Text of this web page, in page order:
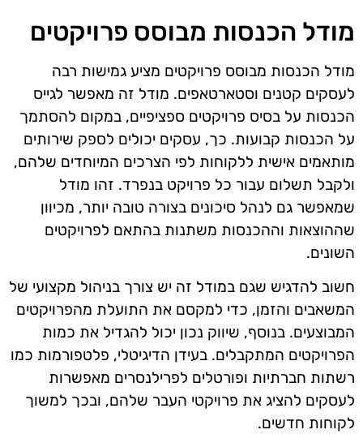
מודל הכנסות מבוסס פרויקטים
מודל הכנסות מבוסס פרויקטים מציע גמישות רבה
לעסקים קטנים וסטארטאפים. מודל זה מאפשר לגייס
הכנסות על בסיס פרויקטים ספציפיים, במקום להסתמך
על הכנסות קבועות. כך, עסקים יכולים לספק שירותים
מותאמים אישית ללקוחות לפי הצרכים המיוחדים שלהם,
ולקבל תשלום עבור כל פרויקט בנפרד. זהו מודל
שמאפשר גם לנהל סיכונים בצורה טובה יותר, מכיוון
שההוצאות וההכנסות משתנות בהתאם לפרויקטים
השונים.
חשוב להדגיש שגם במודל זה יש צורך בניהול מקצועי של
המשאבים והזמן, כדי למקסם את התועלת מהפרויקטים
המבוצעים. בנוסף, שיווק נכון יכול להגדיל את כמות
הפרויקטים המתקבלים. בעידן הדיגיטלי, פלטפורמות כמו
רשתות חברתיות ופורטלים לפרילנסרים מאפשרות
לעסקים להציג את פרויקטי העבר שלהם, ובכך למשוך
לקוחות חדשים.